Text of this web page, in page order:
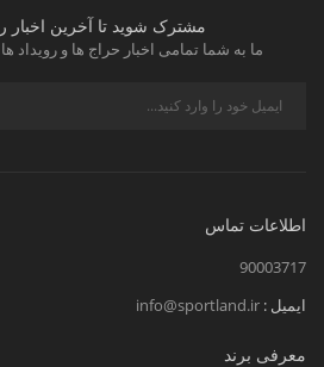
مشترک شوید تا آخرین اخبار
ما به شما تمامی اخبار حراج ها و رویداد
اطلاعات تماس
90003717
ایمیل : info@sportland.ir
معرفی برند